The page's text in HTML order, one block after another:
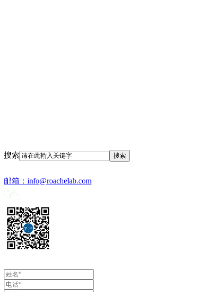
搜索
邮箱： info@roachelab.com‍